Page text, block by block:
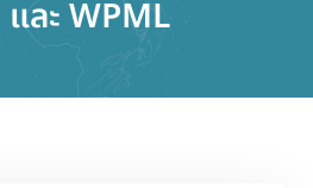
ละ WPML